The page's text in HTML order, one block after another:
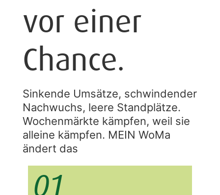
vor einer
Chance.
Sinkende Umsätze, schwindender
Nachwuchs, leere Standplätze.
Wochenmärkte kämpfen, weil sie
alleine kämpfen. MEIN WoMa
ändert das
01